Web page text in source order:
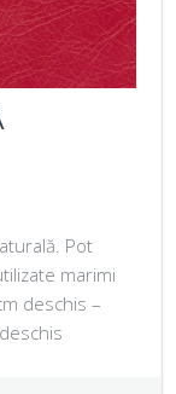
Pot
marimi
deschis –